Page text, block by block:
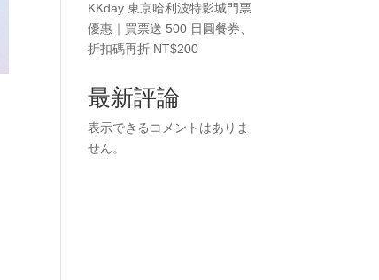
KKday 東京哈利波特影城門票
優惠｜買票送 500 日圓餐券、
折扣碼再折 NT$200
最新評論
表示できるコメントはありま
せん。